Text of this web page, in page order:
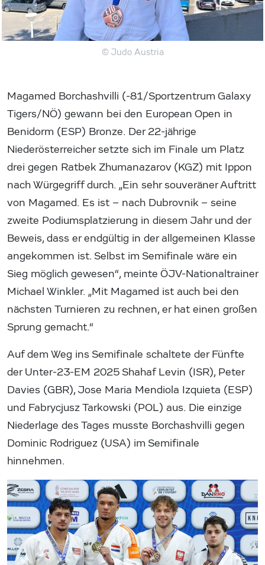
© Judo Austria
Magamed Borchashvilli (-81/Sportzentrum Galaxy
Tigers/NÖ) gewann bei den European Open in
Benidorm (ESP) Bronze. Der 22-jährige
Niederösterreicher setzte sich im Finale um Platz
drei gegen Ratbek Zhumanazarov (KGZ) mit Ippon
nach Würgegriff durch. „Ein sehr souveräner Auftritt
von Magamed. Es ist – nach Dubrovnik – seine
zweite Podiumsplatzierung in diesem Jahr und der
Beweis, dass er endgültig in der allgemeinen Klasse
angekommen ist. Selbst im Semifinale wäre ein
Sieg möglich gewesen“, meinte ÖJV-Nationaltrainer
Michael Winkler. „Mit Magamed ist auch bei den
nächsten Turnieren zu rechnen, er hat einen großen
Sprung gemacht.“
Auf dem Weg ins Semifinale schaltete der Fünfte
der Unter-23-EM 2025 Shahaf Levin (ISR), Peter
Davies (GBR), Jose Maria Mendiola Izquieta (ESP)
und Fabrycjusz Tarkowski (POL) aus. Die einzige
Niederlage des Tages musste Borchashvilli gegen
Dominic Rodriguez (USA) im Semifinale
hinnehmen.